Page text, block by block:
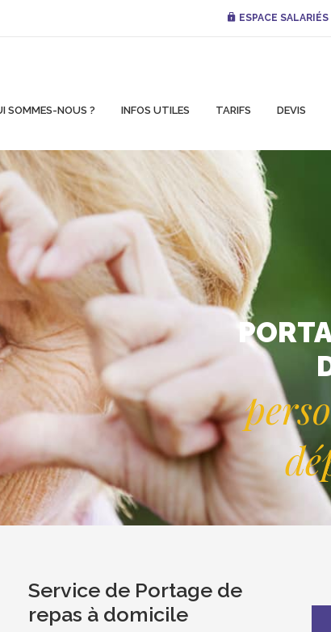
ESPACE SALARIÉS
SOMMES-NOUS ? INFOS UTILES TARIFS DEVIS
Service de Portage de
repas à domicile